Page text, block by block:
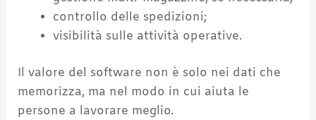
controllo delle spedizioni;
visibilità sulle attività operative.
Il valore del software non è solo nei dati che
memorizza, ma nel modo in cui aiuta le
persone a lavorare meglio.